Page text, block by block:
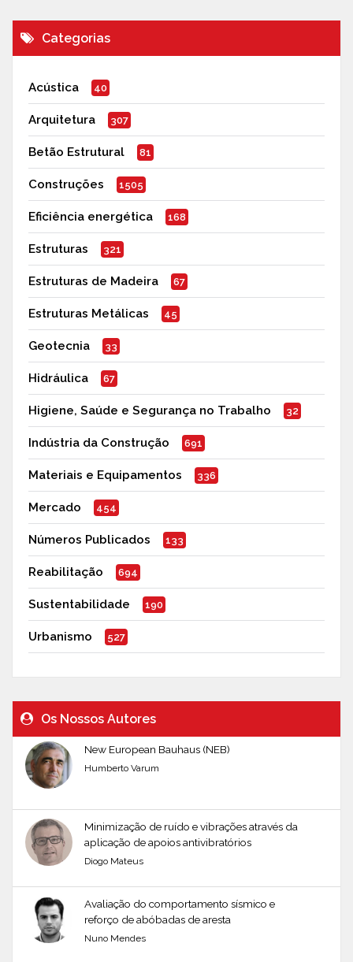
Categorias
Acústica 40
Arquitetura 307
Betão Estrutural 81
Construções 1505
Eficiência energética 168
Estruturas 321
Estruturas de Madeira 67
Estruturas Metálicas 45
Geotecnia 33
Hidráulica 67
Higiene, Saúde e Segurança no Trabalho 32
Indústria da Construção 691
Materiais e Equipamentos 336
Mercado 454
Números Publicados 133
Reabilitação 694
Sustentabilidade 190
Urbanismo 527
Os Nossos Autores
New European Bauhaus (NEB)
Humberto Varum
Minimização de ruído e vibrações através da
aplicação de apoios antivibratórios
Diogo Mateus
Avaliação do comportamento sísmico e
reforço de abóbadas de aresta
Nuno Mendes